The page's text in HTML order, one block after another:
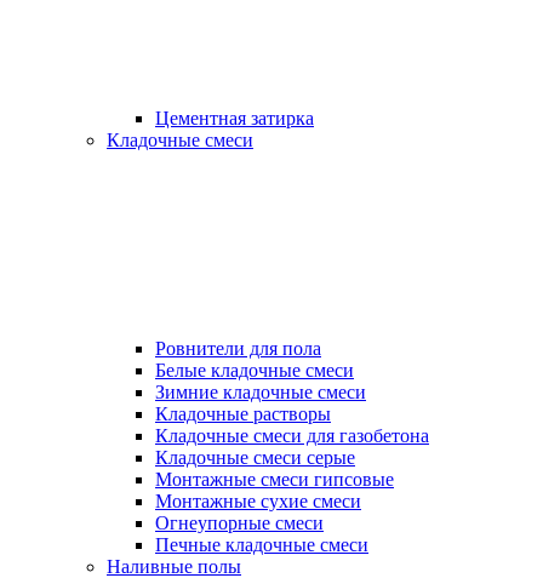
Цементная затирка
Кладочные смеси
Ровнители для пола
Белые кладочные смеси
Зимние кладочные смеси
Кладочные растворы
Кладочные смеси для газобетона
Кладочные смеси серые
Монтажные смеси гипсовые
Монтажные сухие смеси
Огнеупорные смеси
Печные кладочные смеси
Наливные полы